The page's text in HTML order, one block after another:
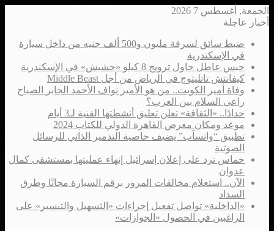
الجمعة, أغسطس 7 2026
أخبار عاجلة
ضبط سائق لسرقة مليون و500 ألف جنيه من داخل سيارة
في الإسكندرية
حبس عاطل حاول ترويج 8 كيلو «حشيش» في الإسكندرية
كيفانتش تاتليتوج في الرياض من أجل Middle Beast
وفاة أمير الكويت.. من هو الأمير نواف الأحمد الجابر الصباح
راعي السلام بين العرب؟
حدادًا.. «الثقافة» تعلن تعليق أنشطتها الفنية لـ3 أيام
موعد ومكان معرض القاهرة الدولي للكتاب 2024
تطبيق “واتسآب” يضيف خاصية التدمير الذاتي للرسائل
الصوتية
حماس ترد على إعلان إسرائيل إنهاء عمليتها بمستشفى كمال
عدوان
الآن.. استعلام مخالفات المرور برقم السيارة مجانًا وطرق
السداد
«الداخلية» تواصل تفعيل إجراءات «التسهيل والتيسير» على
الراغبين في الحصول «الجوازات»